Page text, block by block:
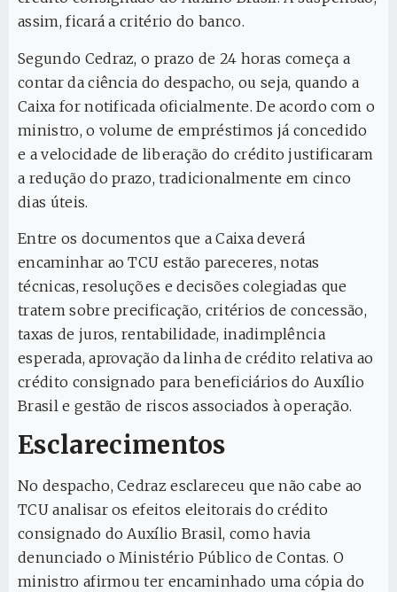
assim, ficará a critério do banco.
Segundo Cedraz, o prazo de 24 horas começa a
contar da ciência do despacho, ou seja, quando a
Caixa for notificada oficialmente. De acordo com o
ministro, o volume de empréstimos já concedido
e a velocidade de liberação do crédito justificaram
a redução do prazo, tradicionalmente em cinco
dias úteis.
Entre os documentos que a Caixa deverá
encaminhar ao TCU estão pareceres, notas
técnicas, resoluções e decisões colegiadas que
tratem sobre precificação, critérios de concessão,
taxas de juros, rentabilidade, inadimplência
esperada, aprovação da linha de crédito relativa ao
crédito consignado para beneficiários do Auxílio
Brasil e gestão de riscos associados à operação.
Esclarecimentos
No despacho, Cedraz esclareceu que não cabe ao
TCU analisar os efeitos eleitorais do crédito
consignado do Auxílio Brasil, como havia
denunciado o Ministério Público de Contas. O
ministro afirmou ter encaminhado uma cópia do